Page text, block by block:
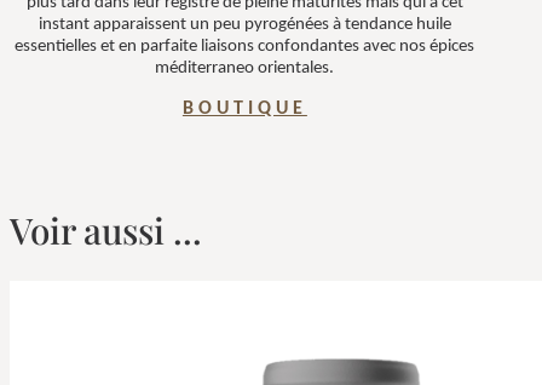
instant apparaissent un peu pyrogénées à tendance huile
essentielles et en parfaite liaisons confondantes avec nos épices
méditerraneo orientales.
BOUTIQUE
Voir aussi ...